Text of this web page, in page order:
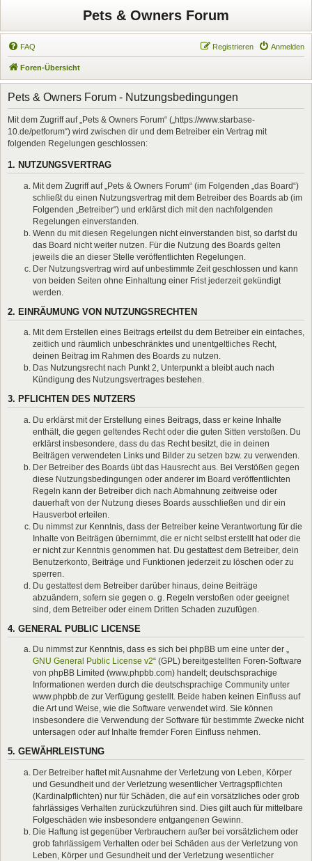
Pets & Owners Forum
FAQ Anmelden
Registrieren
Foren-Übersicht
Pets & Owners Forum - Nutzungsbedingungen
Mit dem Zugriff auf „Pets & Owners Forum“ („https://www.starbase-
10.de/petforum“) wird zwischen dir und dem Betreiber ein Vertrag mit
folgenden Regelungen geschlossen:
1. NUTZUNGSVERTRAG
Mit dem Zugriff auf „Pets & Owners Forum“ (im Folgenden „das Board“)
schließt du einen Nutzungsvertrag mit dem Betreiber des Boards ab (im
Folgenden „Betreiber“) und erklärst dich mit den nachfolgenden
Regelungen einverstanden.
Wenn du mit diesen Regelungen nicht einverstanden bist, so darfst du
das Board nicht weiter nutzen. Für die Nutzung des Boards gelten
jeweils die an dieser Stelle veröffentlichten Regelungen.
Der Nutzungsvertrag wird auf unbestimmte Zeit geschlossen und kann
von beiden Seiten ohne Einhaltung einer Frist jederzeit gekündigt
werden.
2. EINRÄUMUNG VON NUTZUNGSRECHTEN
Mit dem Erstellen eines Beitrags erteilst du dem Betreiber ein einfaches,
zeitlich und räumlich unbeschränktes und unentgeltliches Recht,
deinen Beitrag im Rahmen des Boards zu nutzen.
Das Nutzungsrecht nach Punkt 2, Unterpunkt a bleibt auch nach
Kündigung des Nutzungsvertrages bestehen.
3. PFLICHTEN DES NUTZERS
Du erklärst mit der Erstellung eines Beitrags, dass er keine Inhalte
enthält, die gegen geltendes Recht oder die guten Sitten verstoßen. Du
erklärst insbesondere, dass du das Recht besitzt, die in deinen
Beiträgen verwendeten Links und Bilder zu setzen bzw. zu verwenden.
Der Betreiber des Boards übt das Hausrecht aus. Bei Verstößen gegen
diese Nutzungsbedingungen oder anderer im Board veröffentlichten
Regeln kann der Betreiber dich nach Abmahnung zeitweise oder
dauerhaft von der Nutzung dieses Boards ausschließen und dir ein
Hausverbot erteilen.
Du nimmst zur Kenntnis, dass der Betreiber keine Verantwortung für die
Inhalte von Beiträgen übernimmt, die er nicht selbst erstellt hat oder die
er nicht zur Kenntnis genommen hat. Du gestattest dem Betreiber, dein
Benutzerkonto, Beiträge und Funktionen jederzeit zu löschen oder zu
sperren.
Du gestattest dem Betreiber darüber hinaus, deine Beiträge
abzuändern, sofern sie gegen o. g. Regeln verstoßen oder geeignet
sind, dem Betreiber oder einem Dritten Schaden zuzufügen.
4. GENERAL PUBLIC LICENSE
Du nimmst zur Kenntnis, dass es sich bei phpBB um eine unter der „
GNU General Public License v2“ (GPL) bereitgestellten Foren-Software
von phpBB Limited (www.phpbb.com) handelt; deutschsprachige
Informationen werden durch die deutschsprachige Community unter
www.phpbb.de zur Verfügung gestellt. Beide haben keinen Einfluss auf
die Art und Weise, wie die Software verwendet wird. Sie können
insbesondere die Verwendung der Software für bestimmte Zwecke nicht
untersagen oder auf Inhalte fremder Foren Einfluss nehmen.
5. GEWÄHRLEISTUNG
Der Betreiber haftet mit Ausnahme der Verletzung von Leben, Körper
und Gesundheit und der Verletzung wesentlicher Vertragspflichten
(Kardinalpflichten) nur für Schäden, die auf ein vorsätzliches oder grob
fahrlässiges Verhalten zurückzuführen sind. Dies gilt auch für mittelbare
Folgeschäden wie insbesondere entgangenen Gewinn.
Die Haftung ist gegenüber Verbrauchern außer bei vorsätzlichem oder
grob fahrlässigem Verhalten oder bei Schäden aus der Verletzung von
Leben, Körper und Gesundheit und der Verletzung wesentlicher